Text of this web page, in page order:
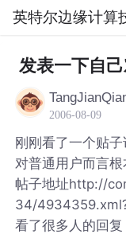
英特尔边缘计算
社区 英特尔
发表一下自
2006-08-09
刚刚看了一个贴
对普通用户而言根
帖子地址http://
34/
看了很多人的回复